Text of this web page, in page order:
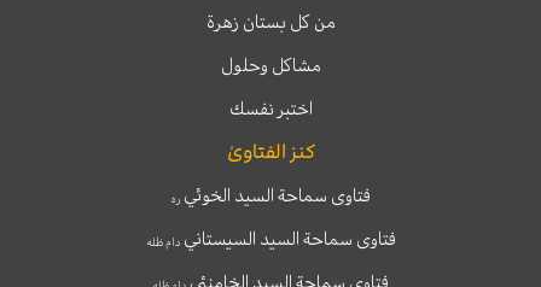
من كل بستان زهرة
مشاكل وحلول
اختبر نفسك
كنز الفتاوىٰ
فتاوى سماحة السيد الخوئيره
فتاوى سماحة السيد السيستانيدام ظله
فتاوى سماحة السيد الخامنئي